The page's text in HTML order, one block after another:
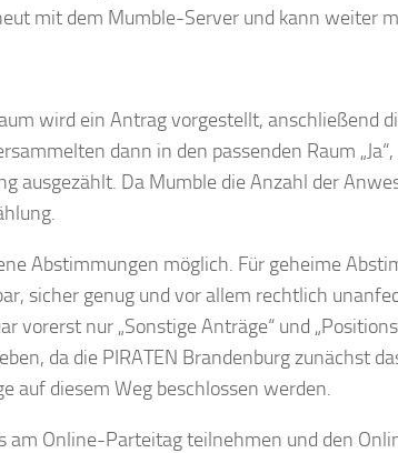
mit dem Mumble-Server und kann weiter
wird ein Antrag vorgestellt, anschließend
dann in den passenden Raum „Ja“,
ausgezählt. Da Mumble die Anzahl der
Abstimmungen möglich. Für geheime
sicher genug und vor allem rechtlich
vorerst nur „Sonstige Anträge“ und
da die PIRATEN Brandenburg zunächst
auf diesem Weg beschlossen werden.
am Online-Parteitag teilnehmen und den